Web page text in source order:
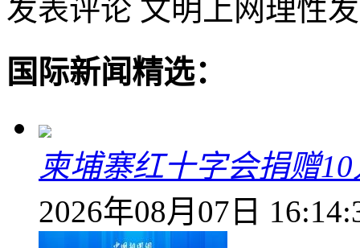
发表评论 文明上网理性
国际新闻精选：
柬埔寨红十字会捐赠
2026年08月07日